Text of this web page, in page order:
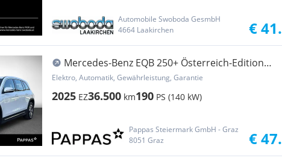
Automobile Swoboda GesmbH
4664 Laakirchen
€
Mercedes-Benz EQB 250+ Österreich-Edition
PTS Cam Distr Navi
Elektro, Automatik, Gewährleistung, Garantie
2025 EZ36.500 km190 PS (140 kW)
Pappas Steiermark GmbH - Graz
8051 Graz
€